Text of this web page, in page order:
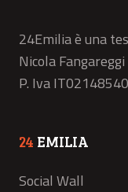
24Emilia è una
Nicola Fangareggi
P. Iva
24 EMILIA
Social Wall